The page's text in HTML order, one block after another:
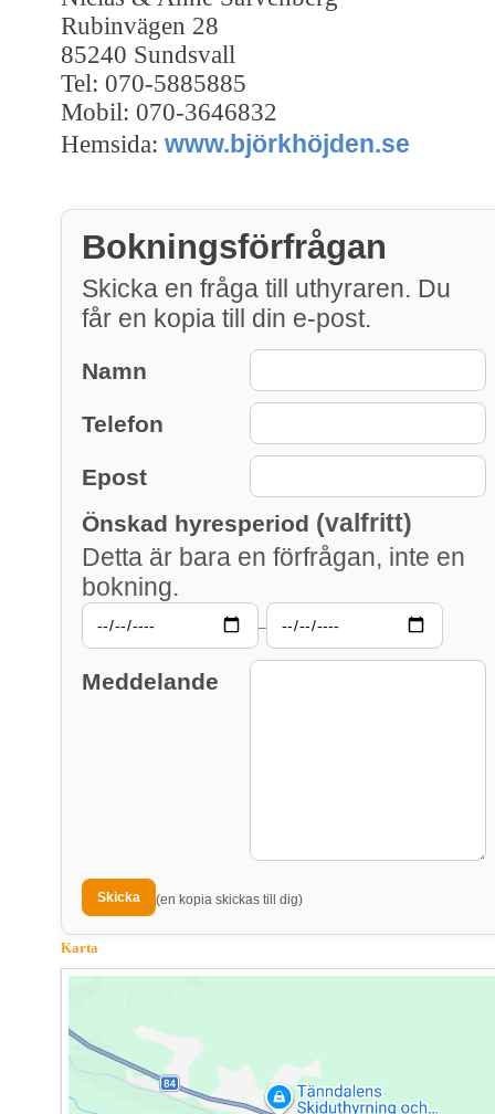
Rubinvägen 28
85240 Sundsvall
Tel: 070-5885885
Mobil: 070-3646832
Hemsida: www.björkhöjden.se
Bokningsförfrågan
Skicka en fråga till uthyraren. Du
får en kopia till din e-post.
Namn
Telefon
Epost
Önskad hyresperiod (valfritt)
Detta är bara en förfrågan, inte en
bokning.
–
Meddelande
(en kopia skickas till dig)
Karta